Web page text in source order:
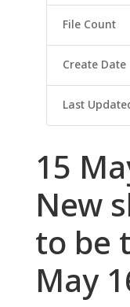
File Count
Create Date
Last
15
New
to be
May